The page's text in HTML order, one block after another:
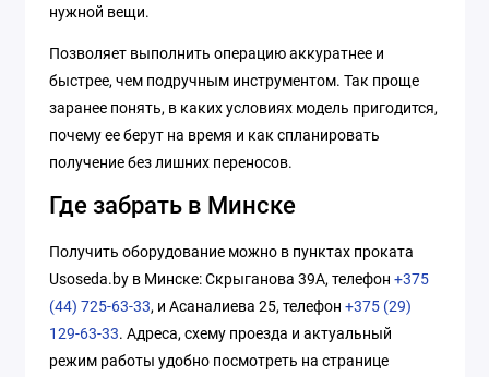
нужной вещи.
Позволяет выполнить операцию аккуратнее и
быстрее, чем подручным инструментом. Так проще
заранее понять, в каких условиях модель пригодится,
почему ее берут на время и как спланировать
получение без лишних переносов.
Где забрать в Минске
Получить оборудование можно в пунктах проката
Usoseda.by в Минске: Скрыганова 39А, телефон +375
(44) 725-63-33, и Асаналиева 25, телефон +375 (29)
129-63-33. Адреса, схему проезда и актуальный
режим работы удобно посмотреть на странице